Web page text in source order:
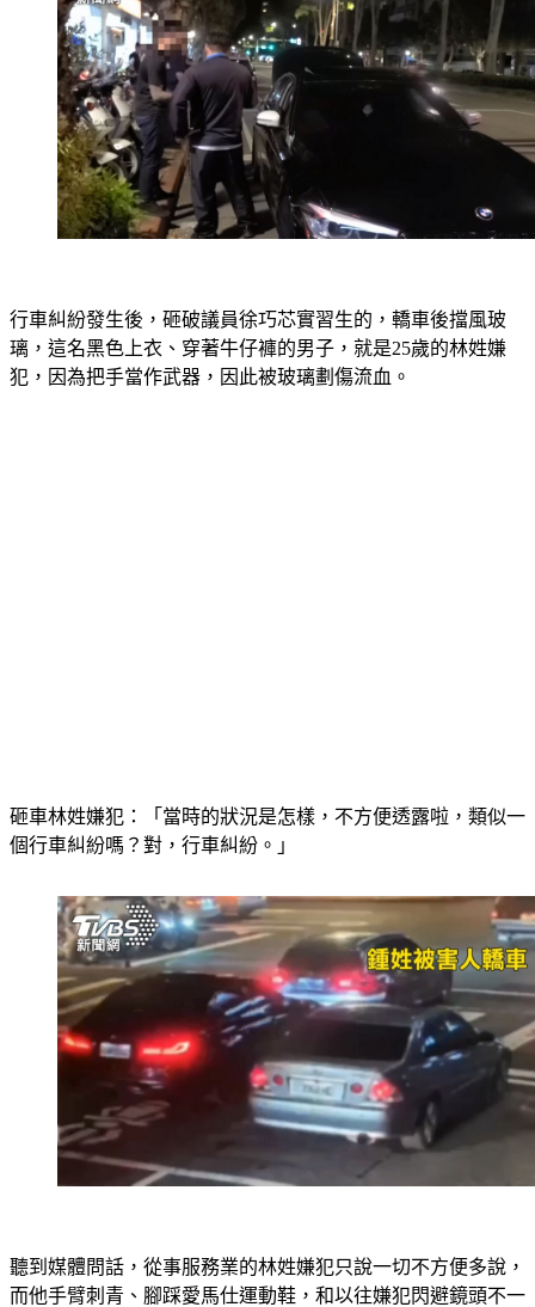
璃，這名黑色上衣、穿著牛仔褲的男子，就是25歲的林姓嫌
犯，因為把手當作武器，因此被玻璃劃傷流血。
個行車糾紛嗎？對，行車糾紛。」
而他手臂刺青、腳踩愛馬仕運動鞋，和以往嫌犯閃避鏡頭不一
樣，顯得相當冷靜，似乎就是覺得自己有理站得住腳，事後他